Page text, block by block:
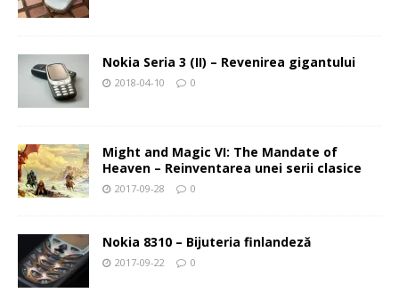
Nokia Seria 3 (II) – Revenirea gigantului
2018-04-10 0
Might and Magic VI: The Mandate of
Heaven – Reinventarea unei serii clasice
2017-09-28 0
Nokia 8310 – Bijuteria finlandeză
2017-09-22 0